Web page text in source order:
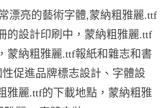
漂亮的藝術字體,蒙納粗雅麗.ttf
的設計印刷中，蒙納粗雅麗.ttf
蒙納粗雅麗.ttf報紙和雜志和書
促進品牌標志設計、字體設
雅麗.ttf的下載地點，蒙納粗雅